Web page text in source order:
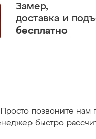
Замер,
доставка и
бесплатно
позвоните нам
быстро